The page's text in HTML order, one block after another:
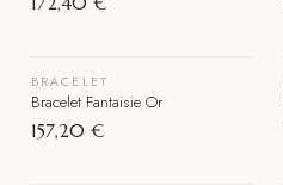
Épuisé
BRACELET
Bracelet Fantaisie Or
157,20 €